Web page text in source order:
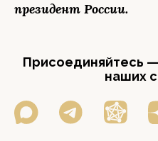
президент России.
Присоединяйтесь
наших